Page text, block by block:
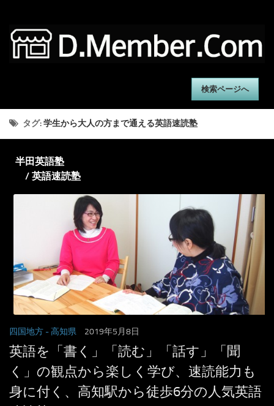
検索ページへ
タグ:学生から大人の方まで通える英語速読塾
半田英語塾
/ 英語速読塾
四国地方 - 高知県 2019年5月8日
英語を「書く」「読む」「話す」「聞
く」の観点から楽しく学び、速読能力も
身に付く、高知駅から徒歩6分の人気英語